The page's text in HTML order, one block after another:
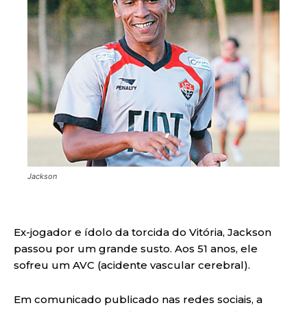
Jackson
Ex-jogador e ídolo da torcida do Vitória, Jackson
passou por um grande susto. Aos 51 anos, ele
sofreu um AVC (acidente vascular cerebral).
Em comunicado publicado nas redes sociais, a